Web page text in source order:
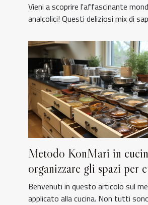
Vieni a scoprire l'affascinante
analcolici! Questi deliziosi mix di
Metodo KonMari in
organizzare gli spazi per
meglio
Benvenuti in questo articolo sul
applicato alla cucina. Non tutti